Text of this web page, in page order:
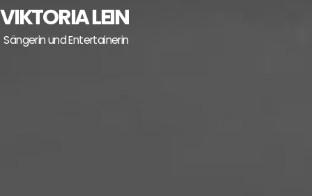
Skip
to
content
VIKTORIA LEIN
Sängerin und Entertainerin